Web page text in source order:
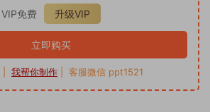
VIP免费
升级VIP
立即购买
我帮你制作 | 客服微信 ppt1521